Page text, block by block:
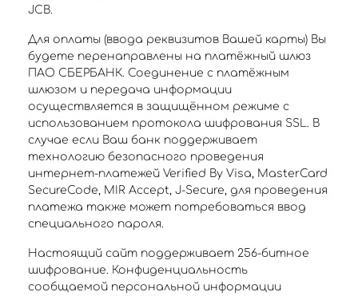
JCB.
Для оплаты (ввода реквизитов Вашей карты) Вы
будете перенаправлены на платёжный шлюз
ПАО СБЕРБАНК. Соединение с платёжным
шлюзом и передача информации
осуществляется в защищённом режиме с
использованием протокола шифрования SSL. В
случае если Ваш банк поддерживает
технологию безопасного проведения
интернет-платежей Verified By Visa, MasterCard
SecureCode, MIR Accept, J-Secure, для проведения
платежа также может потребоваться ввод
специального пароля.
Настоящий сайт поддерживает 256-битное
шифрование. Конфиденциальность
сообщаемой персональной информации